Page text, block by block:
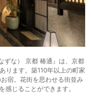
ずな） 京都 椿通』は、京都
ります。築110年以上の町家
宿。花街を思わせる街並み
感じることができます。